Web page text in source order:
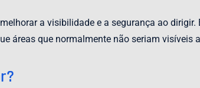
a visibilidade e a segurança ao
áreas que normalmente não seriam visíveis